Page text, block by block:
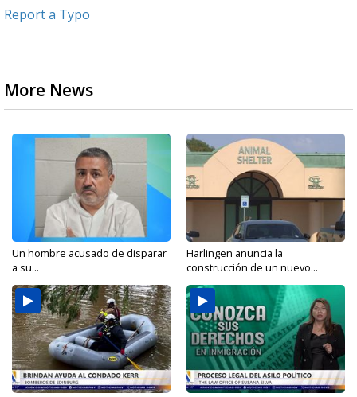
Report a Typo
More News
Un hombre acusado de disparar
a su...
Harlingen anuncia la
construcción de un nuevo...